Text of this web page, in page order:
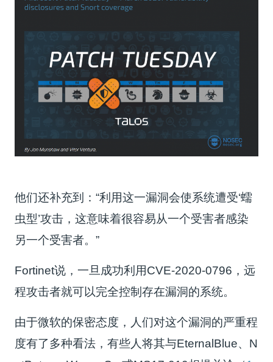
他们还补充到：“利用这一漏洞会使系统遭受‘蠕
虫型’攻击，这意味着很容易从一个受害者感染
另一个受害者。”
Fortinet说，一旦成功利用CVE-2020-0796，远
程攻击者就可以完全控制存在漏洞的系统。
由于微软的保密态度，人们对这个漏洞的严重程
度有了多种看法，有些人将其与EternalBlue、N